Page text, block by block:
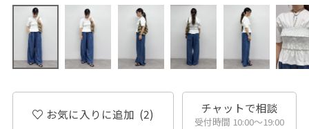
お気に入りに追加 (2) チャットで相談
受付時間 10:00〜19:00